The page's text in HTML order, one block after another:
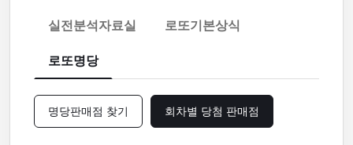
실전분석자료실
로또기본상식
로또명당
명당판매점 찾기 회차별 당첨 판매점